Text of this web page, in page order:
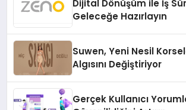
Dijital Dönüşüm ile İş
Geleceğe Hazırlayın
Suwen, Yeni Nesil
Algısını Değiştiriyor
Gerçek Kullanıcı